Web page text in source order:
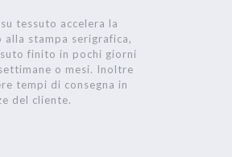
tessuto accelera la
stampa serigrafica,
finito in pochi giorni
o mesi. Inoltre
tempi di consegna in
del cliente.